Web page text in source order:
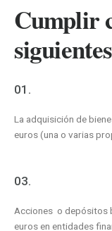
Cumplir
01.
La adquisición de
euros (una o varias
03.
Acciones o depósitos
euros en entidades